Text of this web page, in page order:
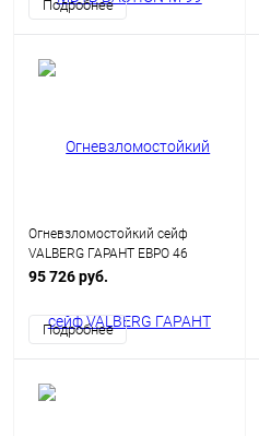
Подробнее
Огневзломостойкий сейф
VALBERG ГАРАНТ ЕВРО 46
95 726 руб.
Подробнее